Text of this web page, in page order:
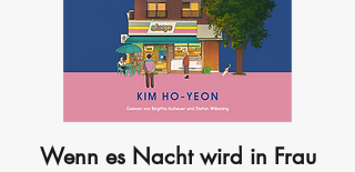
Wenn es Nacht wird in Frau